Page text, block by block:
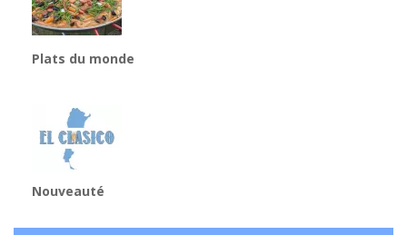
Plats du monde
Nouveauté